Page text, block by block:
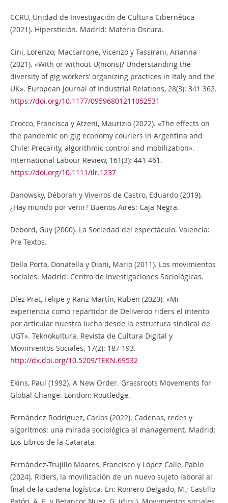
CCRU, Unidad de Investigación de Cultura Cibernética
(2021). Hiperstición. Madrid: Materia Oscura.
Cini, Lorenzo; Maccarrone, Vicenzo y Tassirani, Arianna
(2021). «With or without U(nions)? Understanding the
diversity of gig workers’ organizing practices in Italy and the
UK». European Journal of Industrial Relations, 28(3): 341 362.
https://doi.org/10.1177/09596801211052531
Crocco, Francisca y Atzeni, Maurizio (2022). «The effects on
the pandemic on gig economy couriers in Argentina and
Chile: Precarity, algorithmic control and mobilization».
International Labour Review, 161(3): 441 461.
https://doi.org/10.1111/ilr.1237
Danowsky, Déborah y Viveiros de Castro, Eduardo (2019).
¿Hay mundo por venir? Buenos Aires: Caja Negra.
Debord, Guy (2000). La Sociedad del espectáculo. Valencia:
Pre Textos.
Della Porta, Donatella y Diani, Mario (2011). Los movimientos
sociales. Madrid: Centro de Investigaciones Sociológicas.
Díez Prat, Felipe y Ranz Martín, Ruben (2020). «Mi
experiencia como repartidor de Deliveroo riders el intento
por articular nuestra lucha desde la estructura sindical de
UGT». Teknokultura. Revista de Cultura Digital y
Movimientos Sociales, 17(2): 187 193.
http://dx.doi.org/10.5209/TEKN.69532
Ekins, Paul (1992). A New Order. Grassroots Movements for
Global Change. London: Routledge.
Fernández Rodríguez, Carlos (2022). Cadenas, redes y
algoritmos: una mirada sociológica al management. Madrid:
Los Libros de la Catarata.
Fernández-Trujillo Moares, Francisco y López Calle, Pablo
(2024). Riders, la movilización de un nuevo sujeto laboral al
final de la cadena logística. En: Romero Delgado, M.; Castillo